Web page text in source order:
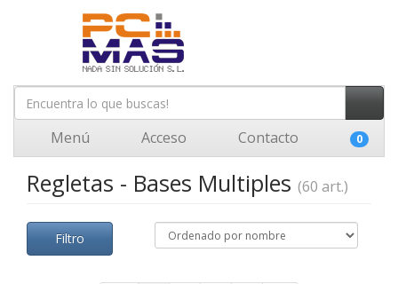
Menú Acceso Contacto 0
Regletas - Bases Multiples (60 art.)
Filtro